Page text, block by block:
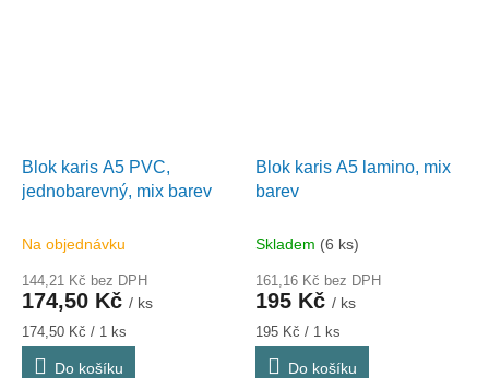
Blok karis A5 PVC,
jednobarevný, mix barev
Na objednávku
144,21 Kč bez DPH
174,50 Kč / ks
Měrná
cena:
174,50 Kč / 1 ks
Do košíku
Blok karis A5 lamino, mix
barev
Skladem (6 ks)
161,16 Kč bez DPH
195 Kč / ks
Měrná
cena:
195 Kč / 1 ks
Do košíku